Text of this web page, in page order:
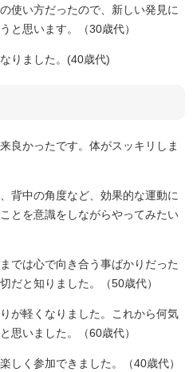
使い方だったので、新しい発見に
と思います。（30歳代）
りました。(40歳代)
良かったです。体がスッキリしま
背中の角度など、効果的な運動に
とを意識をしながらやってみたい
では心で向き合う事ばかりだった
だと知りました。（50歳代）
が軽くなりました。これから何気
思いました。（60歳代）
しく参加できました。（40歳代）